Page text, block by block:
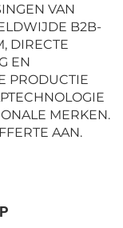
VAN
B2B-
DIRECTE
EN
PRODUCTIE
MERKEN.
AAN.